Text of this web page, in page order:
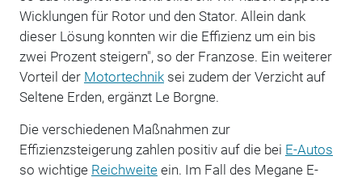
Wicklungen für Rotor und den Stator. Allein dank
dieser Lösung konnten wir die Effizienz um ein bis
zwei Prozent steigern", so der Franzose. Ein weiterer
Vorteil der Motortechniksei zudem der Verzicht auf
Seltene Erden, ergänzt Le Borgne.
Die verschiedenen Maßnahmen zur
Effizienzsteigerung zahlen positiv auf die bei E-Autos
so wichtige Reichweiteein. Im Fall des Megane E-